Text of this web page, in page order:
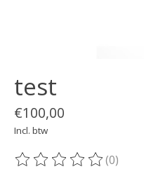
test
€100,00
Incl. btw
De beoordeling van dit
(0)